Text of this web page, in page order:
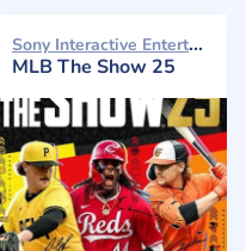
Sony Interactive Entertainment 2025
MLB The Show 25